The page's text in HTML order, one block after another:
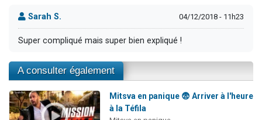
Sarah S. 04/12/2018 - 11h23
Super compliqué mais super bien expliqué !
A consulter également
Mitsva en panique 😨 Arriver à l'heure
à la Téfila